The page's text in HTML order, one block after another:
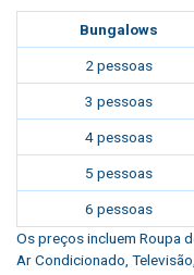
Bungalows
2 pessoas
3 pessoas
4 pessoas
5 pessoas
6 pessoas
Os preços incluem Roupa
Ar Condicionado,